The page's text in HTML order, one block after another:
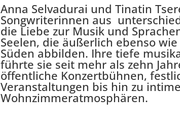
Anna Selvadurai und Tinatin
Songwriterinnen aus
die Liebe zur Musik und
Seelen, die äußerlich ebenso
Süden abbilden. Ihre tiefe
führte sie seit mehr als zehn
öffentliche Konzertbühnen,
Veranstaltungen bis hin zu
Wohnzimmeratmosphären.